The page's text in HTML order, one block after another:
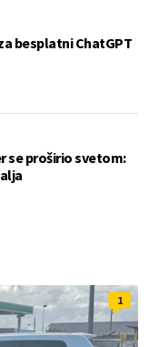
besplatni ChatGPT
se proširio svetom:
1